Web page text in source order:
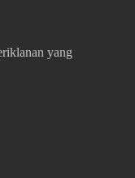
yang